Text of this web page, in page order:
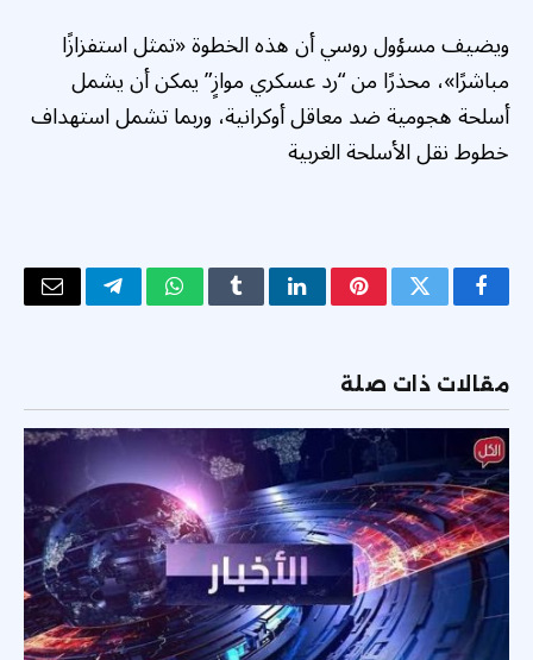
ويضيف مسؤول روسي أن هذه الخطوة «تمثل استفزازًا
مباشرًا»، محذرًا من “رد عسكري موازٍ” يمكن أن يشمل
أسلحة هجومية ضد معاقل أوكرانية، وربما تشمل استهداف
خطوط نقل الأسلحة الغربية
فيسبوكتويتر بينتيريستلينكدإنTumblrواتسابتيلقرامالبريد
مقالات ذات صلة